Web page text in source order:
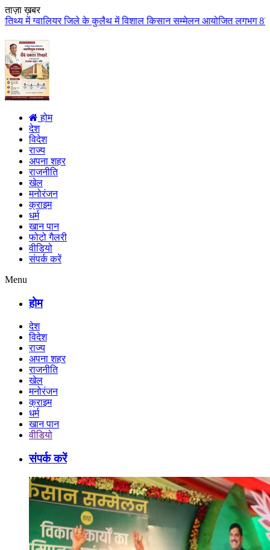
ताज़ा ख़बर
कुलैथ में विशाल किसान सम्मेलन आयोजित लगभग 87.21 करोड़ लागत के
होम
देश
विदेश
राज्य
अपना शहर
राजनीति
खेल
मनोरंजन
क्राइम
धर्म
खान पान
फोटो गैलरी
वीडियो
संपर्क करें
Menu
होम
देश
विदेश
राज्य
अपना शहर
राजनीति
खेल
मनोरंजन
क्राइम
धर्म
खान पान
वीडियो
संपर्क करें